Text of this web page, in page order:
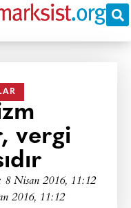
vergi
8 Nisan 2016, 11:12
2016, 11:12